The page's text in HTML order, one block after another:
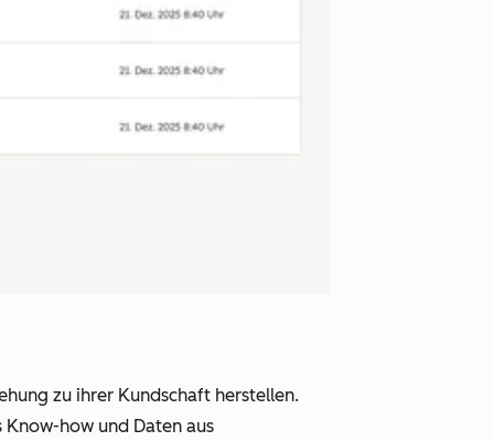
zu ihrer Kundschaft herstellen.
how und Daten aus